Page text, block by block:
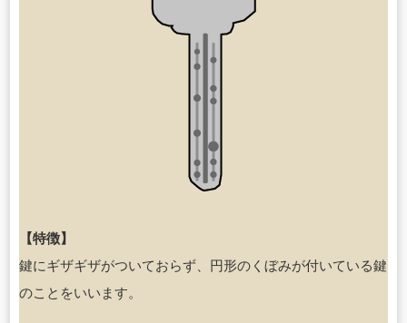
【特徴】
鍵にギザギザがついておらず、円形のくぼみが付いている鍵
のことをいいます。